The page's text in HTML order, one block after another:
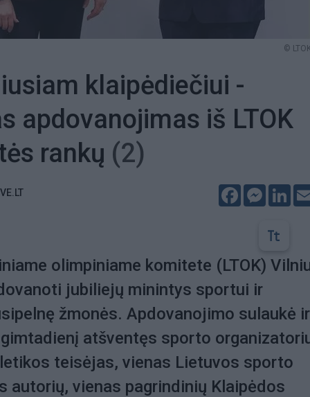
©
klaipėdiečiui -
apdovanojimas iš LTOK
rankų (2)
VE.LT
Facebook
olimpiniame komitete (LTOK)
jubiliejų minintys sportui ir
žmonės. Apdovanojimo sulaukė ir
atšventęs sporto
teisėjas, vienas Lietuvos sporto
autorių, vienas pagrindinių Klaipėdos